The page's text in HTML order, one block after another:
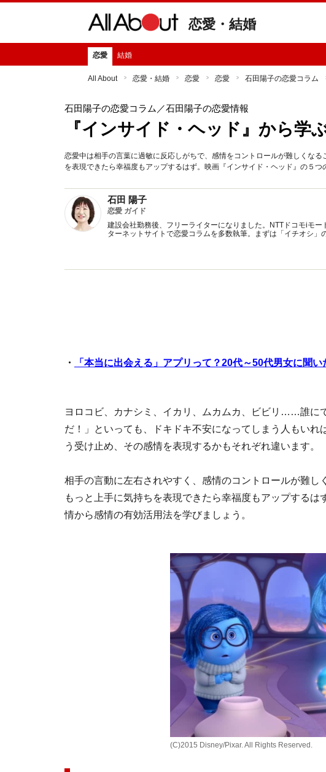
恋愛・結婚
恋愛 結婚
All About 恋愛・結婚 恋愛 恋愛 石田陽子の恋愛コラム
石田陽子の恋愛コラム ／石田陽子の恋愛情報
『インサイド・ヘッド』から学
恋愛中は相手の言葉に過敏に反応しがちで、感情をコントロールが難しくな
を表現できたら幸福度もアップするはず。映画『インサイド・ヘッド』の５つ
石田 陽子
恋愛 ガイド
建設会社勤務後、フリーライターになりました。NTTドコモiモ
ターネットサイトで恋愛コラムを多数執筆。まずは「イチオシ」
・ 「本当に出会える」アプリって？20代～50代男女に聞
ヨロコビ、カナシミ、イカリ、ムカムカ、ビビリ……誰に
だ！」といっても、ドキドキ不安になってしまう人もい
う受け止め、その感情を表現するかもそれぞれ違います。
相手の言動に左右されやすく、感情のコントロールが難し
もっと上手に気持ちを表現できたら幸福度もアップする
情から感情の有効活用法を学びましょう。
(C)2015 Disney/Pixar. All Rights Reserved.